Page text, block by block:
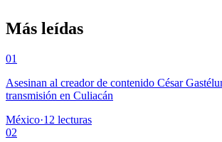
Más leídas
01
Asesinan al creador de contenido César
transmisión en Culiacán
México·12 lecturas
02